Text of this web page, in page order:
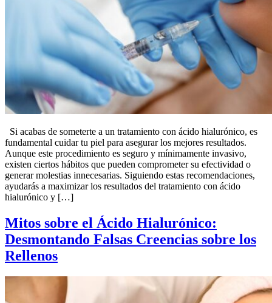
Si acabas de someterte a un tratamiento con ácido hialurónico, es
fundamental cuidar tu piel para asegurar los mejores resultados.
Aunque este procedimiento es seguro y mínimamente invasivo,
existen ciertos hábitos que pueden comprometer su efectividad o
generar molestias innecesarias. Siguiendo estas recomendaciones,
ayudarás a maximizar los resultados del tratamiento con ácido
hialurónico y […]
Mitos sobre el Ácido Hialurónico:
Desmontando Falsas Creencias sobre los
Rellenos